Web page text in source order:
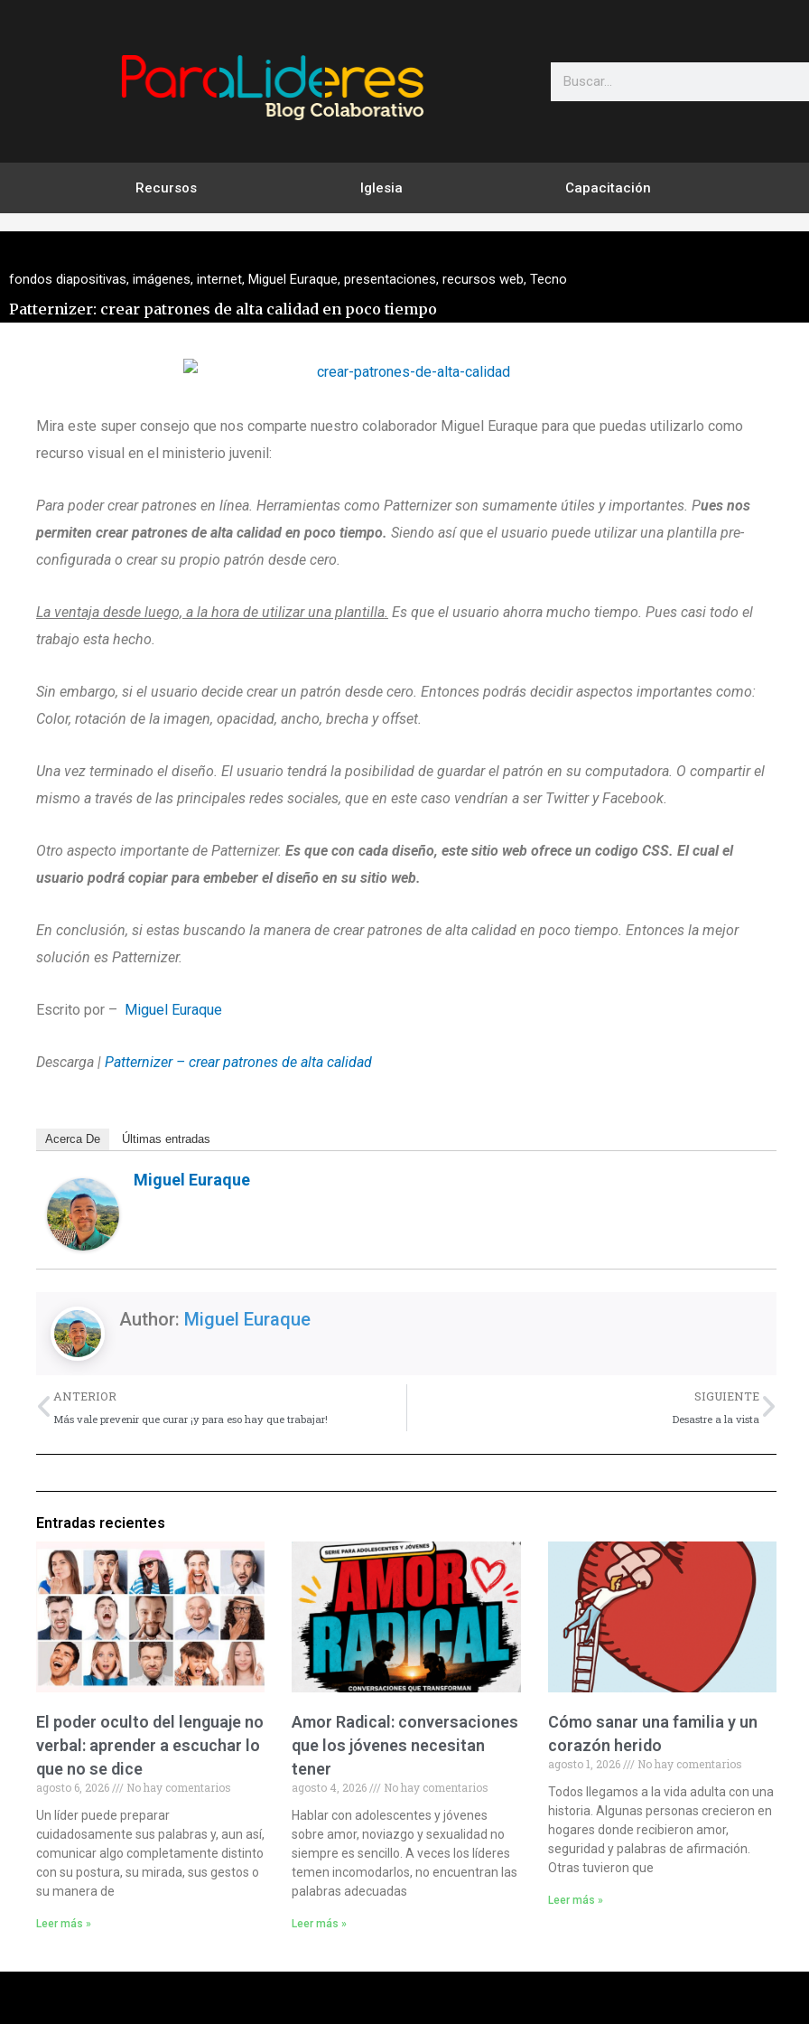
Search
Recursos Iglesia Capacitación
fondos diapositivas, imágenes, internet, Miguel Euraque, presentaciones, recursos web, Tecno
Patternizer: crear patrones de alta calidad en poco tiempo
Mira este super consejo que nos comparte nuestro colaborador Miguel Euraque para que puedas utilizarlo como
recurso visual en el ministerio juvenil:
Para poder crear patrones en línea. Herramientas como Patternizer son sumamente útiles y importantes. Pues nos
permiten crear patrones de alta calidad en poco tiempo. Siendo así que el usuario puede utilizar una plantilla pre-
configurada o crear su propio patrón desde cero.
La ventaja desde luego, a la hora de utilizar una plantilla. Es que el usuario ahorra mucho tiempo. Pues casi todo el
trabajo esta hecho.
Sin embargo, si el usuario decide crear un patrón desde cero. Entonces podrás decidir aspectos importantes como:
Color, rotación de la imagen, opacidad, ancho, brecha y offset.
Una vez terminado el diseño. El usuario tendrá la posibilidad de guardar el patrón en su computadora. O compartir el
mismo a través de las principales redes sociales, que en este caso vendrían a ser Twitter y Facebook.
Otro aspecto importante de Patternizer. Es que con cada diseño, este sitio web ofrece un codigo CSS. El cual el
usuario podrá copiar para embeber el diseño en su sitio web.
En conclusión, si estas buscando la manera de crear patrones de alta calidad en poco tiempo. Entonces la mejor
solución es Patternizer.
Escrito por – Miguel Euraque
Descarga | Patternizer – crear patrones de alta calidad
Acerca De Últimas entradas
Miguel Euraque
Author: Miguel Euraque
Previo
ANTERIOR
Más vale prevenir que curar ¡y para eso hay que trabajar!
SIGUIENTE
Desastre a la vista
Entradas recientes
El poder oculto del lenguaje no
verbal: aprender a escuchar lo
que no se dice
agosto 6, 2026
No hay comentarios
Un líder puede preparar
cuidadosamente sus palabras y, aun así,
comunicar algo completamente distinto
con su postura, su mirada, sus gestos o
su manera de
Leer más »
Amor Radical: conversaciones
que los jóvenes necesitan
tener
agosto 4, 2026
No hay comentarios
Hablar con adolescentes y jóvenes
sobre amor, noviazgo y sexualidad no
siempre es sencillo. A veces los líderes
temen incomodarlos, no encuentran las
palabras adecuadas
Leer más »
Cómo sanar una familia y un
corazón herido
agosto 1, 2026
No hay comentarios
Todos llegamos a la vida adulta con una
historia. Algunas personas crecieron en
hogares donde recibieron amor,
seguridad y palabras de afirmación.
Otras tuvieron que
Leer más »